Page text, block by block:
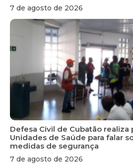
7 de agosto de 2026
Defesa Civil de Cubatão realiza
Unidades de Saúde para falar
medidas de segurança
7 de agosto de 2026